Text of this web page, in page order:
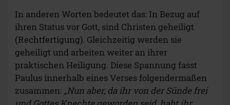
In anderen Worten bedeutet das: In Bezug auf
ihren Status vor Gott, sind Christen geheiligt
(Rechtfertigung). Gleichzeitig werden sie
geheiligt und arbeiten weiter an ihrer
praktischen Heiligung. Diese Spannung fasst
Paulus innerhalb eines Verses folgendermaßen
zusammen: „Nun aber, da ihr von der Sünde frei